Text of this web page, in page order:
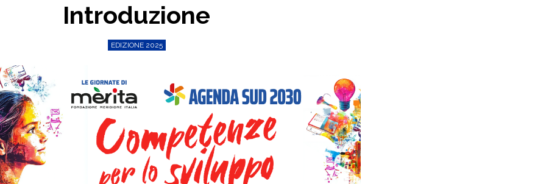
Introduzione
EDIZIONE 2025